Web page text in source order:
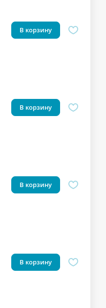
В корзину
В корзину
В корзину
В корзину